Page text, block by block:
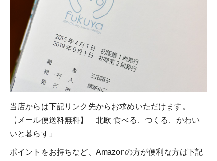
当店からは下記リンク先からお求めいただけます。
【メール便送料無料】「北欧 食べる、つくる、かわい
いと暮らす」
ポイントをお持ちなど、Amazonの方が便利な方は下記